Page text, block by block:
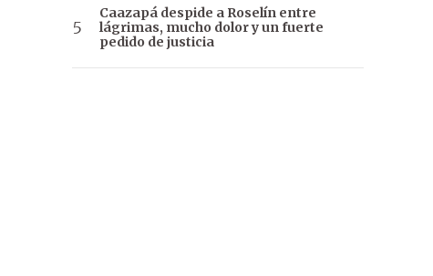
Caazapá despide a Roselín entre
lágrimas, mucho dolor y un fuerte
pedido de justicia